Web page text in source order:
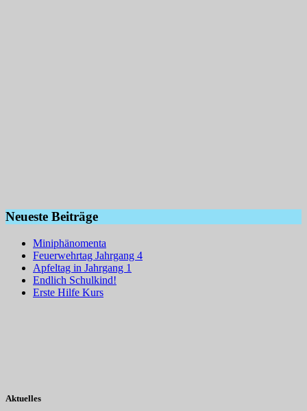
Neueste Beiträge
Miniphänomenta
Feuerwehrtag Jahrgang 4
Apfeltag in Jahrgang 1
Endlich Schulkind!
Erste Hilfe Kurs
Aktuelles